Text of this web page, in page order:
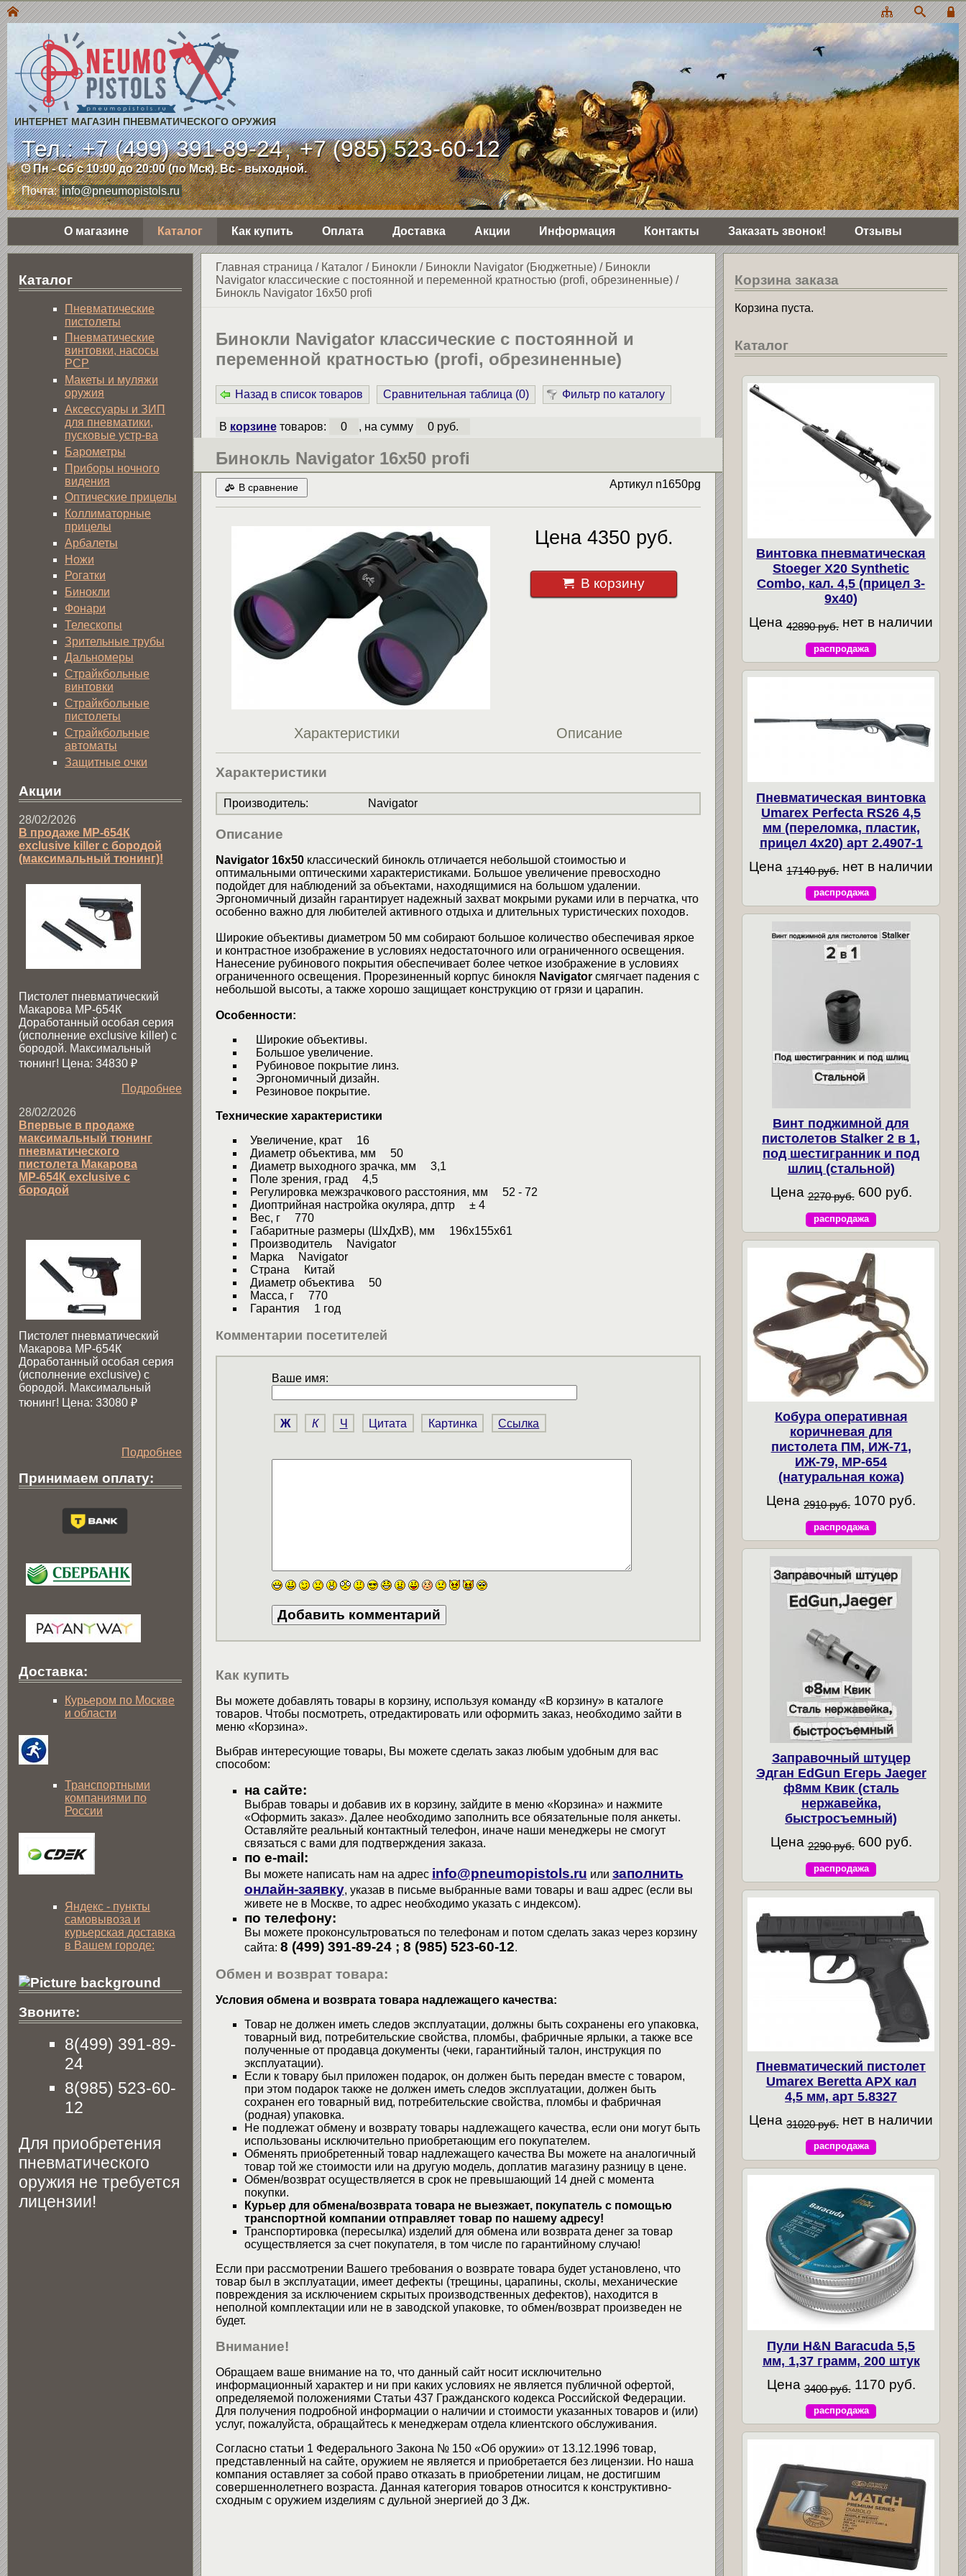
ИНТЕРНЕТ МАГАЗИН ПНЕВМАТИЧЕСКОГО ОРУЖИЯ
Тел.:+7 (499) 391-89-24,+7 (985) 523-60-12
Пн - Сб с 10:00 до 20:00 (по Мск). Вс - выходной.
Почта: info@pneumopistols.ru
О магазине Каталог Как купить Оплата Доставка Акции Информация Контакты Заказать звонок! Отзывы
Главная страница / Каталог/ Бинокли / Бинокли Navigator (Бюджетные)/ Бинокли
Navigator классические с постоянной и переменной кратностью (profi, обрезиненные)/
Бинокль Navigator 16x50 profi
Бинокли Navigator классические с постоянной и
переменной кратностью (profi, обрезиненные)
Назад в список товаров Сравнительная таблица (0) Фильтр по каталогу
В корзинетоваров: 0 , на сумму 0 руб.
Бинокль Navigator 16x50 profi
В сравнение Артикул n1650pg
Цена 4350 руб.
В корзину
Характеристики Описание
Характеристики
Производитель: Navigator
Описание
Navigator 16x50классический бинокль отличается небольшой стоимостью и
оптимальными оптическими характеристиками. Большое увеличение превосходно
подойдет для наблюдений за объектами, находящимися на большом удалении.
Эргономичный дизайн гарантирует надежный захват мокрыми руками или в перчатка, что
особенно важно для любителей активного отдыха и длительных туристических походов.
Широкие объективы диаметром 50 мм собирают большое количество обеспечивая яркое
и контрастное изображение в условиях недостаточного или ограниченного освещения.
Нанесение рубинового покрытия обеспечивает более четкое изображение в условиях
ограниченного освещения. Прорезиненный корпус бинокля Navigatorсмягчает падения с
небольшой высоты, а также хорошо защищает конструкцию от грязи и царапин.
Особенности:
Широкие объективы.
Большое увеличение.
Рубиновое покрытие линз.
Эргономичный дизайн.
Резиновое покрытие.
Технические характеристики
Увеличение, крат 16
Диаметр объектива, мм 50
Диаметр выходного зрачка, мм 3,1
Поле зрения, град 4,5
Регулировка межзрачкового расстояния, мм 52 - 72
Диоптрийная настройка окуляра, дптр ± 4
Вес, г 770
Габаритные размеры (ШхДхВ), мм 196х155х61
Производитель Navigator
Марка Navigator
Страна Китай
Диаметр объектива 50
Масса, г 770
Гарантия 1 год
Комментарии посетителей
Ваше имя:
Ж К Ч Цитата Картинка Ссылка
Как купить
Вы можете добавлять товары в корзину, используя команду «В корзину» в каталоге
товаров. Чтобы посмотреть, отредактировать или оформить заказ, необходимо зайти в
меню «Корзина».
Выбрав интересующие товары, Вы можете сделать заказ любым удобным для вас
способом:
на сайте:
Выбрав товары и добавив их в корзину, зайдите в меню «Корзина» и нажмите
«Оформить заказ». Далее необходимо заполнить все обязательные поля анкеты.
Оставляйте реальный контактный телефон, иначе наши менеджеры не смогут
связаться с вами для подтверждения заказа.
по e-mail:
Вы можете написать нам на адрес info@pneumopistols.ru или заполнить
онлайн-заявку, указав в письме выбранные вами товары и ваш адрес (если вы
живете не в Москве, то адрес необходимо указать с индексом).
по телефону:
Вы можете проконсультроваться по телефонам и потом сделать заказ через корзину
сайта: 8 (499) 391-89-24 ; 8 (985) 523-60-12.
Обмен и возврат товара:
Условия обмена и возврата товара надлежащего качества:
Товар не должен иметь следов эксплуатации, должны быть сохранены его упаковка,
товарный вид, потребительские свойства, пломбы, фабричные ярлыки, а также все
полученные от продавца документы (чеки, гарантийный талон, инструкция по
эксплуатации).
Если к товару был приложен подарок, он должен быть передан вместе с товаром,
при этом подарок также не должен иметь следов эксплуатации, должен быть
сохранен его товарный вид, потребительские свойства, пломбы и фабричная
(родная) упаковка.
Не подлежат обмену и возврату товары надлежащего качества, если они могут быть
использованы исключительно приобретающим его покупателем.
Обменять приобретенный товар надлежащего качества Вы можете на аналогичный
товар той же стоимости или на другую модель, доплатив магазину разницу в цене.
Обмен/возврат осуществляется в срок не превышающий 14 дней с момента
покупки.
Курьер для обмена/возврата товара не выезжает, покупатель с помощью
транспортной компании отправляет товар по нашему адресу!
Транспортировка (пересылка) изделий для обмена или возврата денег за товар
осуществляется за счет покупателя, в том числе по гарантийному случаю!
Если при рассмотрении Вашего требования о возврате товара будет установлено, что
товар был в эксплуатации, имеет дефекты (трещины, царапины, сколы, механические
повреждения за исключением скрытых производственных дефектов), находится в
неполной комплектации или не в заводской упаковке, то обмен/возврат произведен не
будет.
Внимание!
Обращаем ваше внимание на то, что данный сайт носит исключительно
информационный характер и ни при каких условиях не является публичной офертой,
определяемой положениями Статьи 437 Гражданского кодекса Российской Федерации.
Для получения подробной информации о наличии и стоимости указанных товаров и (или)
услуг, пожалуйста, обращайтесь к менеджерам отдела клиентского обслуживания.
Согласно статьи 1 Федерального Закона № 150 «Об оружии» от 13.12.1996 товар,
представленный на сайте, оружием не является и приобретается без лицензии. Но наша
компания оставляет за собой право отказать в приобретении лицам, не достигшим
совершеннолетнего возраста. Данная категория товаров относится к конструктивно-
сходным с оружием изделиям с дульной энергией до 3 Дж.
Каталог
Пнев­ма­ти­чес­кие
пистолеты
Пневматические
винтовки, насосы
PCP
Макеты и муляжи
оружия
Аксессуары и ЗИП
для пневматики,
пусковые устр-ва
Барометры
Приборы ночного
видения
Оптические прицелы
Коллиматорные
прицелы
Арбалеты
Ножи
Рогатки
Бинокли
Фонари
Телескопы
Зрительные трубы
Дальномеры
Страйкбольные
винтовки
Страйкбольные
пистолеты
Страйкбольные
автоматы
Защитные очки
Акции
28/02/2026
В продаже МР-654К
exclusive killer с бородой
(максимальный тюнинг)!
Пистолет пневматический
Макарова МР-654К
Доработанный особая серия
(исполнение exclusive killer) с
бородой. Максимальный
тюнинг! Цена: 34830 ₽
Подробнее
28/02/2026
Впервые в продаже
максимальный тюнинг
пневматического
пистолета Макарова
МР-654К exclusive с
бородой
Пистолет пневматический
Макарова МР-654К
Доработанный особая серия
(исполнение exclusive) c
бородой. Максимальный
тюнинг! Цена: 33080 ₽
Подробнее
Принимаем оплату:
Доставка:
Курьером по Москве
и области
Транспортными
компаниями по
России
Яндекс - пункты
самовывоза и
курьерская доставка
в Вашем городе:
Звоните:
8(499) 391-89-
24
8(985) 523-60-
12
Для приобретения
пневматического
оружия не требуется
лицензии!
Корзина заказа
Корзина пуста.
Каталог
Винтовка пневматическая
Stoeger X20 Synthetic
Combo, кал. 4,5 (прицел 3-
9х40)
Цена 42890 руб. нет в наличии
распродажа
Пневматическая винтовка
Umarex Perfecta RS26 4,5
мм (переломка, пластик,
прицел 4x20) арт 2.4907-1
Цена 17140 руб. нет в наличии
распродажа
Винт поджимной для
пистолетов Stalker 2 в 1,
под шестигранник и под
шлиц (стальной)
Цена 2270 руб. 600 руб.
распродажа
Кобура оперативная
коричневая для
пистолета ПМ, ИЖ-71,
ИЖ-79, МР-654
(натуральная кожа)
Цена 2910 руб. 1070 руб.
распродажа
Заправочный штуцер
Эдган EdGun Егерь Jaeger
ф8мм Квик (сталь
нержавейка,
быстросъемный)
Цена 2290 руб. 600 руб.
распродажа
Пневматический пистолет
Umarex Beretta APX кал
4,5 мм, арт 5.8327
Цена31020 руб. нет в наличии
распродажа
Пули H&N Baracuda 5,5
мм, 1,37 грамм, 200 штук
Цена 3400 руб. 1170 руб.
распродажа